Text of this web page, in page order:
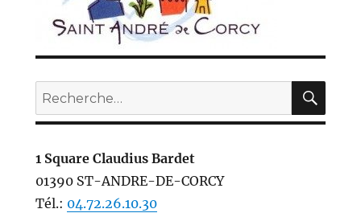
Recherche
pour :
1 Square Claudius Bardet
01390 ST-ANDRE-DE-CORCY
Tél.: 04.72.26.10.30